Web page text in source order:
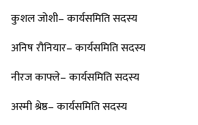
कुशल जोशी– कार्यसमिति सदस्य
अनिष रौनियार– कार्यसमिति सदस्य
नीरज काफ्ले– कार्यसमिति सदस्य
अस्मी श्रेष्ठ– कार्यसमिति सदस्य